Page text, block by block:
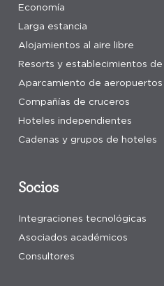
Economía
Larga estancia
Alojamientos al aire libre
Resorts y establecimientos
Aparcamiento de aeropuertos
Compañías de cruceros
Hoteles independientes
Cadenas y grupos de hoteles
Socios
Integraciones tecnológicas
Asociados académicos
Consultores